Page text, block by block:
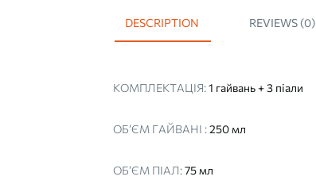
DESCRIPTION REVIEWS (0)
КОМПЛЕКТАЦІЯ:1 гайвань + 3 піали
ОБ’ЄМ ГАЙВАНІ :250 мл
ОБ’ЄМ ПІАЛ:75 мл